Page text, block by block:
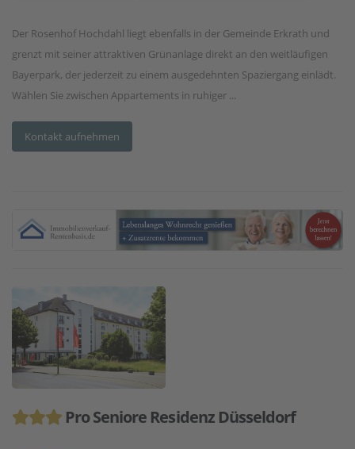
Der Rosenhof Hochdahl liegt ebenfalls in der Gemeinde Erkrath und
grenzt mit seiner attraktiven Grünanlage direkt an den weitläufigen
Bayerpark, der jederzeit zu einem ausgedehnten Spaziergang einlädt.
Wählen Sie zwischen Appartements in ruhiger ...
Kontakt aufnehmen
Pro Seniore Residenz Düsseldorf